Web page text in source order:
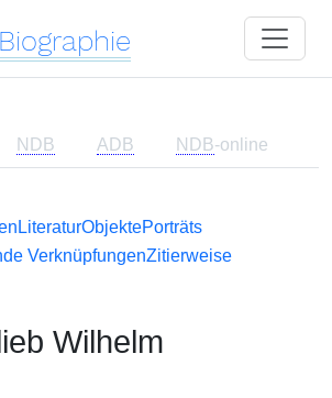
Biographie
NDB ADB NDB-online
LiteraturObjektePorträts
VerknüpfungenZitierweise
Wilhelm